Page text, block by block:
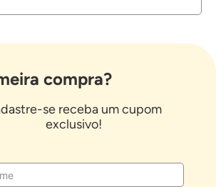
compra?
se receba um cupom
exclusivo!